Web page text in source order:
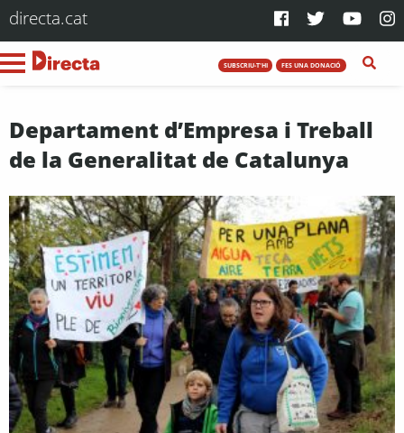
directa.cat
SUBSCRIU-T'HI FES UNA DONACIÓ
Departament d’Empresa i Treball
de la Generalitat de Catalunya